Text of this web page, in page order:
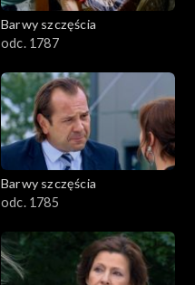
Barwy szczęścia
odc. 1787
Barwy szczęścia
odc. 1785